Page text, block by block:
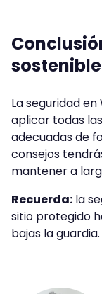
sostenible
La seguridad
aplicar todas
adecuadas de
consejos
mantener a
Recuerda: la
sitio protegido
bajas la guardia.